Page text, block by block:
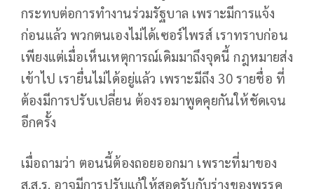
กระทบต่อการทำงานร่วมรัฐบาล เพราะมีการแจ้ง
ก่อนแล้ว พวกตนเองไม่ได้เซอร์ไพรส์ เราทราบก่อน
เพียงแต่เมื่อเห็นเหตุการณ์เดิมมาถึงจุดนี้ กฎหมายส่ง
เข้าไป เรายื่นไม่ได้อยู่แล้ว เพราะมีถึง 30 รายชื่อ ที่
ต้องมีการปรับเปลี่ยน ต้องรอมาพูดคุยกันให้ชัดเจน
อีกครั้ง
เมื่อถามว่า ตอนนี้ต้องถอยออกมา เพราะที่มาของ
ส.ส.ร. อาจมีการปรับแก้ให้สอดรับกับร่างของพรรค